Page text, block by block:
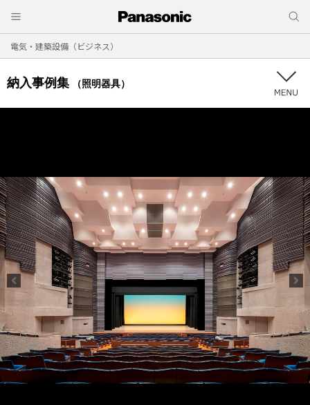
電気・建築設備（ビジネス）
納入事例集 （照明器具）